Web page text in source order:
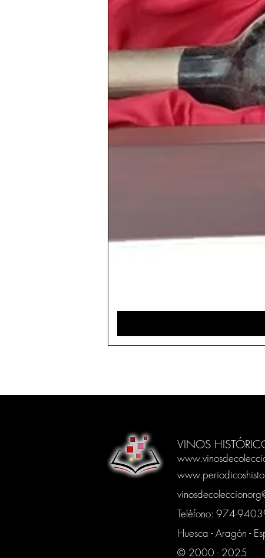
VINOS
Teléfono: 974-
Huesca - Aragón -
© 2000 - 2025